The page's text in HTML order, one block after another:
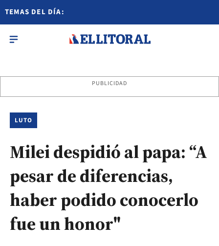
TEMAS DEL DÍA:
PUBLICIDAD
LUTO
Milei despidió al papa: “A
pesar de diferencias,
haber podido conocerlo
fue un honor"